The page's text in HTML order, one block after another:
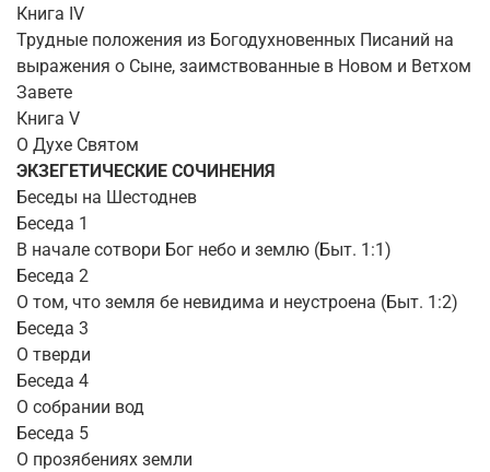
Книга IV
Трудные положения из Богодухновенных Писаний на
выражения о Сыне, заимствованные в Новом и Ветхом
Завете
Книга V
О Духе Святом
ЭКЗЕГЕТИЧЕСКИЕ СОЧИНЕНИЯ
Беседы на Шестоднев
Беседа 1
В начале сотвори Бог небо и землю (Быт. 1:1)
Беседа 2
О том, что земля бе невидима и неустроена (Быт. 1:2)
Беседа 3
О тверди
Беседа 4
О собрании вод
Беседа 5
О прозябениях земли